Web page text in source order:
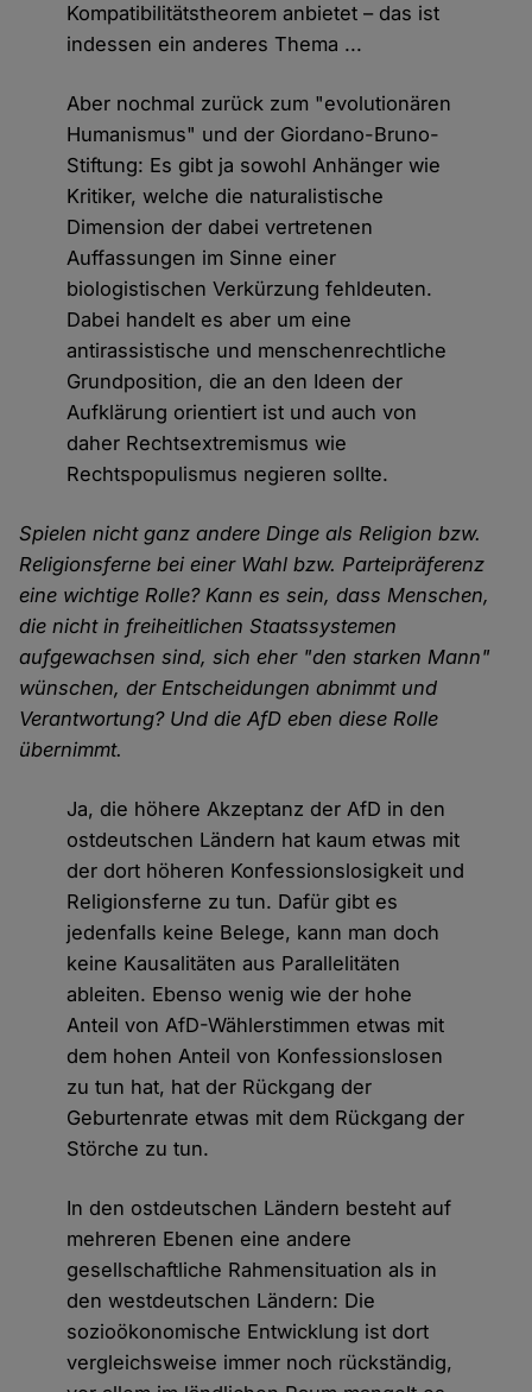
Kompatibilitätstheorem anbietet – das ist
indessen ein anderes Thema ...
Aber nochmal zurück zum "evolutionären
Humanismus" und der Giordano-Bruno-
Stiftung: Es gibt ja sowohl Anhänger wie
Kritiker, welche die naturalistische
Dimension der dabei vertretenen
Auffassungen im Sinne einer
biologistischen Verkürzung fehldeuten.
Dabei handelt es aber um eine
antirassistische und menschenrechtliche
Grundposition, die an den Ideen der
Aufklärung orientiert ist und auch von
daher Rechtsextremismus wie
Rechtspopulismus negieren sollte.
Spielen nicht ganz andere Dinge als Religion bzw.
Religionsferne bei einer Wahl bzw. Parteipräferenz
eine wichtige Rolle? Kann es sein, dass Menschen,
die nicht in freiheitlichen Staatssystemen
aufgewachsen sind, sich eher "den starken Mann"
wünschen, der Entscheidungen abnimmt und
Verantwortung? Und die AfD eben diese Rolle
übernimmt.
Ja, die höhere Akzeptanz der AfD in den
ostdeutschen Ländern hat kaum etwas mit
der dort höheren Konfessionslosigkeit und
Religionsferne zu tun. Dafür gibt es
jedenfalls keine Belege, kann man doch
keine Kausalitäten aus Parallelitäten
ableiten. Ebenso wenig wie der hohe
Anteil von AfD-Wählerstimmen etwas mit
dem hohen Anteil von Konfessionslosen
zu tun hat, hat der Rückgang der
Geburtenrate etwas mit dem Rückgang der
Störche zu tun.
In den ostdeutschen Ländern besteht auf
mehreren Ebenen eine andere
gesellschaftliche Rahmensituation als in
den westdeutschen Ländern: Die
sozioökonomische Entwicklung ist dort
vergleichsweise immer noch rückständig,